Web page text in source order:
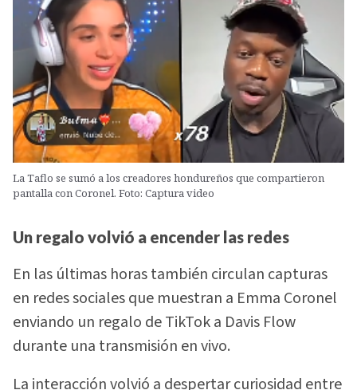
La Taflo se sumó a los creadores hondureños que compartieron
pantalla con Coronel. Foto: Captura video
Un regalo volvió a encender las redes
En las últimas horas también circulan capturas
en redes sociales que muestran a Emma Coronel
enviando un regalo de TikTok a Davis Flow
durante una transmisión en vivo.
La interacción volvió a despertar curiosidad entre